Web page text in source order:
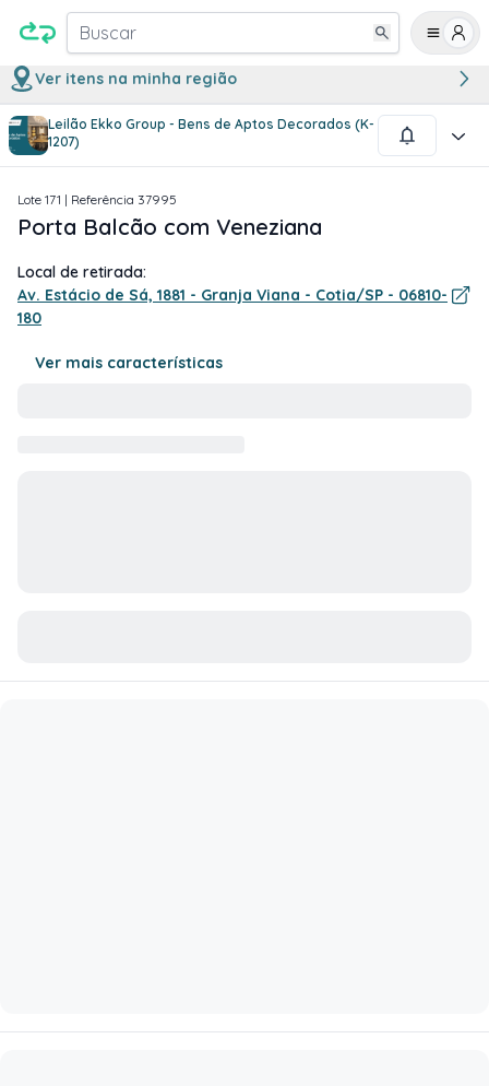
Buscar
Ver itens na minha região
Leilão Ekko Group - Bens de Aptos Decorados (K-
1207)
1/1
Lote 171 | Referência 37995
Porta Balcão com Veneziana
Local de retirada:
Av. Estácio de Sá, 1881 - Granja Viana - Cotia/SP - 06810-
180
Ver mais características